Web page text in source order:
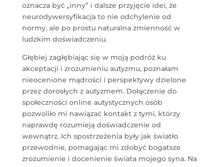
oznacza być „inny” i dalsze przyjęcie idei, że
neurodywersyfikacja to nie odchylenie od
normy, ale po prostu naturalna zmienność w
ludzkim doświadczeniu.
Głębiej zagłębiając się w moją podróż ku
akceptacji i zrozumieniu autyzmu, poznałam
nieocenione mądrości i perspektywy dzielone
przez dorosłych z autyzmem. Dołączenie do
społeczności online autystycznych osób
pozwoliło mi nawiązać kontakt z tymi, którzy
naprawdę rozumieją doświadczenie od
wewnątrz. Ich spostrzeżenia były jak światło
przewodnie, pomagając mi zdobyć bogatsze
zrozumienie i docenienie świata mojego syna. Na